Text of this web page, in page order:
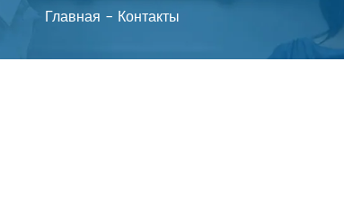
Главная - Контакты